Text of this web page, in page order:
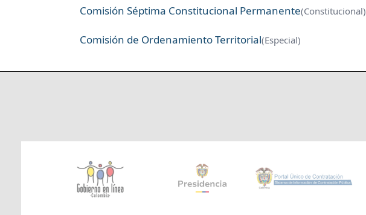
Comisión Séptima Constitucional Permanente(Constitucional)
Comisión de Ordenamiento Territorial(Especial)